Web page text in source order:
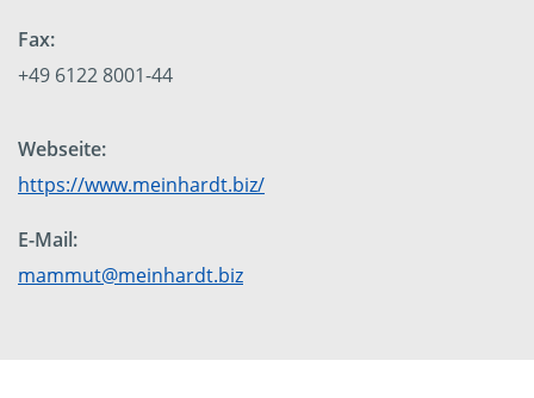
Fax:
+49 6122 8001-44
Webseite:
https://www.meinhardt.biz/
E-Mail:
mammut@meinhardt.biz